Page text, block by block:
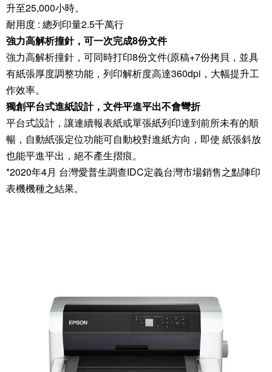
升至25,000小時。
耐用度 : 總列印量2.5千萬行
強力高解析撞針，可一次完成8份文件
強力高解析撞針，可同時打印8份文件(原稿+7份拷貝，並具
有紙張厚度調整功能，列印解析度高達360dpi，大幅提升工
作效率。
獨創平台式進紙設計，文件平進平出不會彎折
平台式設計，讓連續報表紙或單張紙列印達到前所未有的順
暢，自動紙張定位功能可自動校對進紙方向，即使 紙張斜放
也能平進平出，絕不產生摺痕。
*2020年4月 台灣愛普生調查IDC定義台灣市場銷售之點陣印
表機機種之結果。